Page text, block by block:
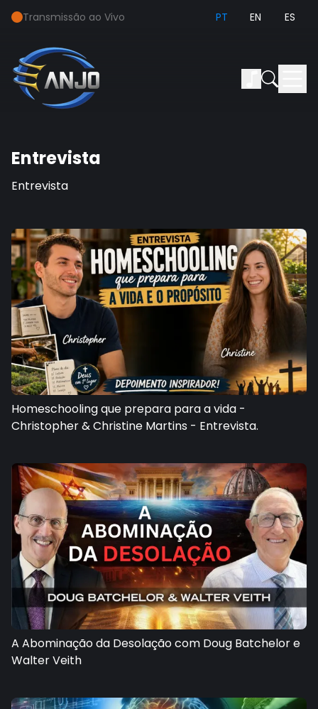
Transmissão ao Vivo PT EN ES
Entrevista
Entrevista
Homeschooling que prepara para a vida -
Christopher & Christine Martins - Entrevista.
A Abominação da Desolação com Doug Batchelor e
Walter Veith